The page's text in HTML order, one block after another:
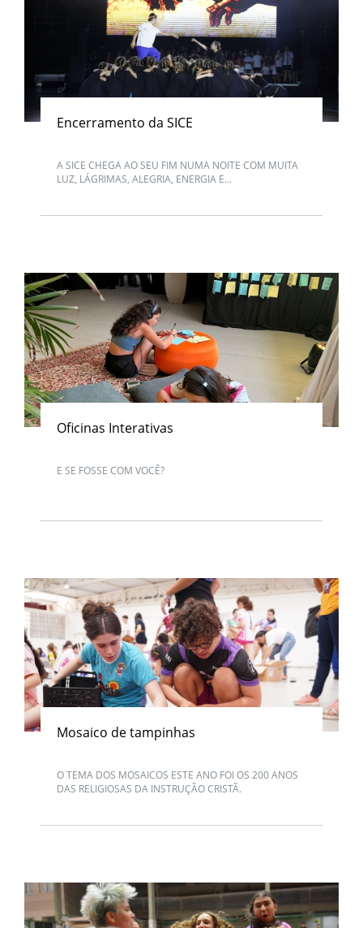
Encerramento da SICE
A SICE CHEGA AO SEU FIM NUMA NOITE COM MUITA
LUZ, LÁGRIMAS, ALEGRIA, ENERGIA E...
Oficinas Interativas
E SE FOSSE COM VOCÊ?
Mosaico de tampinhas
O TEMA DOS MOSAICOS ESTE ANO FOI OS 200 ANOS
DAS RELIGIOSAS DA INSTRUÇÃO CRISTÃ.